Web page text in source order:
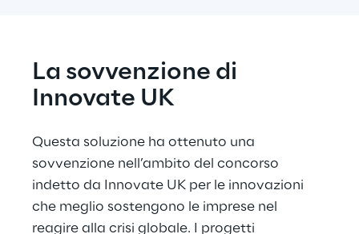
La sovvenzione di
Innovate UK
Questa soluzione ha ottenuto una
sovvenzione nell’ambito del concorso
indetto da Innovate UK per le innovazioni
che meglio sostengono le imprese nel
reagire alla crisi globale. I progetti